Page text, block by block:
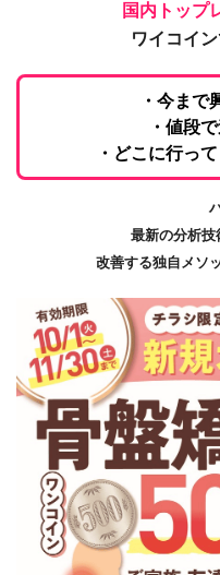
国内トップ
ワイコイ
・今まで
・値段
・どこに行っ
最新の分析技
改善する独自メソ